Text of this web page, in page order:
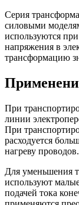
Серия
силовыми
используются
напряжения в
трансформацию
При
линии
При
расходуется
нагреву проводов.
Для уменьшения
используют
подачей тока